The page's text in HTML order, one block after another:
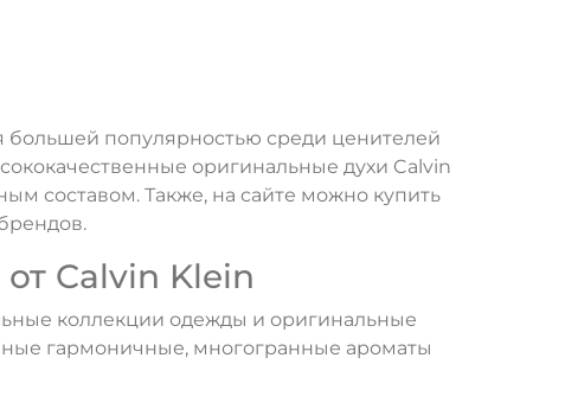
большей популярностью среди ценителей
оригинальные духи Calvin
составом. Также, на сайте можно купить
Calvin Klein
коллекции одежды и оригинальные
гармоничные, многогранные ароматы